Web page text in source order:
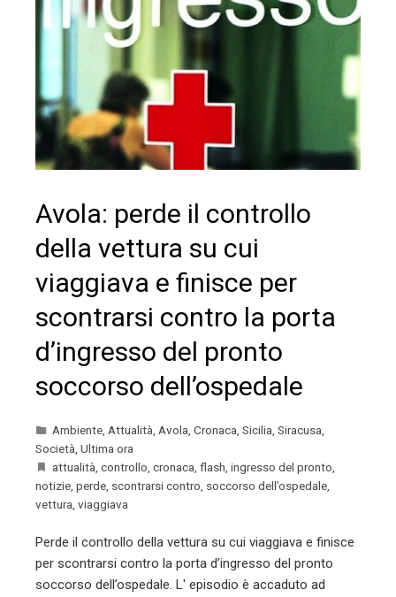
Avola: perde il controllo
della vettura su cui
viaggiava e finisce per
scontrarsi contro la porta
d’ingresso del pronto
soccorso dell’ospedale
Ambiente, Attualità, Avola, Cronaca, Sicilia, Siracusa,
Società, Ultima ora
attualità, controllo, cronaca, flash, ingresso del pronto,
notizie, perde, scontrarsi contro, soccorso dell’ospedale,
vettura, viaggiava
Perde il controllo della vettura su cui viaggiava e finisce
per scontrarsi contro la porta d’ingresso del pronto
soccorso dell’ospedale. L' episodio è accaduto ad